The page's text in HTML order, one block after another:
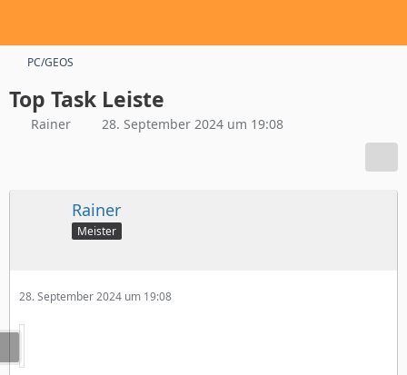
PC/GEOS
Top Task Leiste
Rainer 28. September 2024 um 19:08
Rainer
Meister
28. September 2024 um 19:08